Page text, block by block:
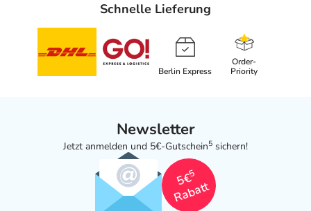
Schnelle Lieferung
Berlin Express
Order-
Priority
Newsletter
Jetzt anmelden und 5€-Gutschein5 sichern!
5€
5
Rabatt